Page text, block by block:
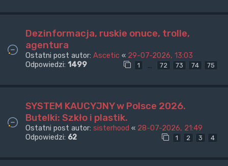
Dezinformacja, ruskie onuce, trolle,
agentura
Ostatni post autor: Ascetic « 29-07-2026, 13:03
Odpowiedzi: 1499 1 … 72 73 74 75
SYSTEM KAUCYJNY w Polsce 2026.
Butelki: Szkło i plastik.
Ostatni post autor: sisterhood « 28-07-2026, 21:49
Odpowiedzi: 62 1 2 3 4